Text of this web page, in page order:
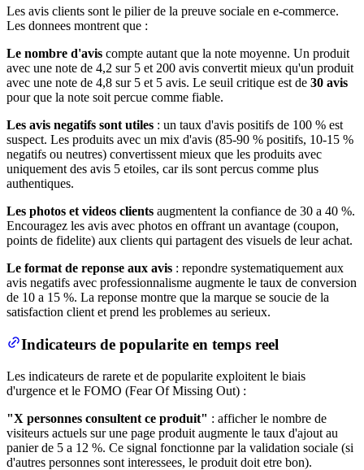
Les avis clients sont le pilier de la preuve sociale en e-commerce.
Les donnees montrent que :
Le nombre d'avis compte autant que la note moyenne. Un produit
avec une note de 4,2 sur 5 et 200 avis convertit mieux qu'un produit
avec une note de 4,8 sur 5 et 5 avis. Le seuil critique est de 30 avis
pour que la note soit percue comme fiable.
Les avis negatifs sont utiles : un taux d'avis positifs de 100 % est
suspect. Les produits avec un mix d'avis (85-90 % positifs, 10-15 %
negatifs ou neutres) convertissent mieux que les produits avec
uniquement des avis 5 etoiles, car ils sont percus comme plus
authentiques.
Les photos et videos clients augmentent la confiance de 30 a 40 %.
Encouragez les avis avec photos en offrant un avantage (coupon,
points de fidelite) aux clients qui partagent des visuels de leur achat.
Le format de reponse aux avis : repondre systematiquement aux
avis negatifs avec professionnalisme augmente le taux de conversion
de 10 a 15 %. La reponse montre que la marque se soucie de la
satisfaction client et prend les problemes au serieux.
Indicateurs de popularite en temps reel
Les indicateurs de rarete et de popularite exploitent le biais
d'urgence et le FOMO (Fear Of Missing Out) :
"X personnes consultent ce produit" : afficher le nombre de
visiteurs actuels sur une page produit augmente le taux d'ajout au
panier de 5 a 12 %. Ce signal fonctionne par la validation sociale (si
d'autres personnes sont interessees, le produit doit etre bon).